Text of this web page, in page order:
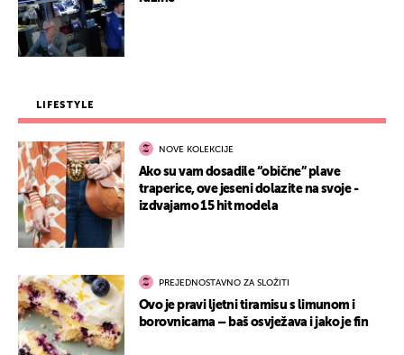
LIFESTYLE
NOVE KOLEKCIJE
Ako su vam dosadile “obične” plave
traperice, ove jeseni dolazite na svoje -
izdvajamo 15 hit modela
PREJEDNOSTAVNO ZA SLOŽITI
Ovo je pravi ljetni tiramisu s limunom i
borovnicama – baš osvježava i jako je fin